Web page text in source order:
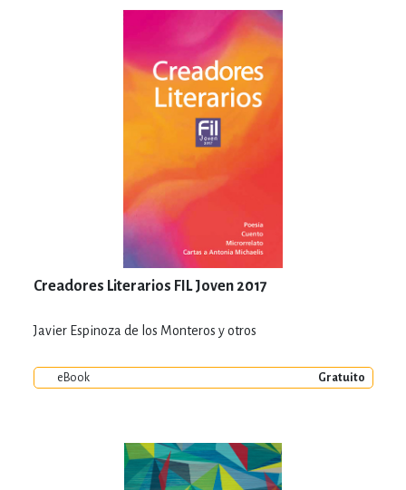
Creadores Literarios FIL Joven 2017
Javier Espinoza de los Monteros y otros
eBook Gratuito